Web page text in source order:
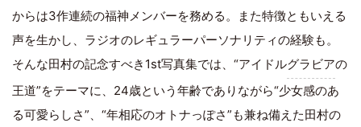
からは3作連続の福神メンバーを務める。また特徴ともいえる
声を生かし、ラジオのレギュラーパーソナリティの経験も。
そんな田村の記念すべき1st写真集では、“アイドルグラビアの
王道”をテーマに、24歳という年齢でありながら“少女感のあ
る可愛らしさ”、“年相応のオトナっぽさ”も兼ね備えた田村の